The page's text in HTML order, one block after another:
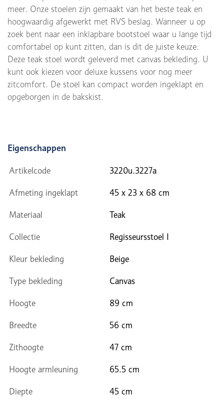
meer. Onze stoelen zijn gemaakt van het beste teak en
hoogwaardig afgewerkt met RVS beslag. Wanneer u op
zoek bent naar een inklapbare bootstoel waar u lange tijd
comfortabel op kunt zitten, dan is dit de juiste keuze.
Deze teak stoel wordt geleverd met canvas bekleding. U
kunt ook kiezen voor deluxe kussens voor nog meer
zitcomfort. De stoel kan compact worden ingeklapt en
opgeborgen in de bakskist.
Eigenschappen
Artikelcode 3220u.3227a
Afmeting ingeklapt 45 x 23 x 68 cm
Materiaal Teak
Collectie Regisseursstoel I
Kleur bekleding Beige
Type bekleding Canvas
Hoogte 89 cm
Breedte 56 cm
Zithoogte 47 cm
Hoogte armleuning 65.5 cm
Diepte 45 cm